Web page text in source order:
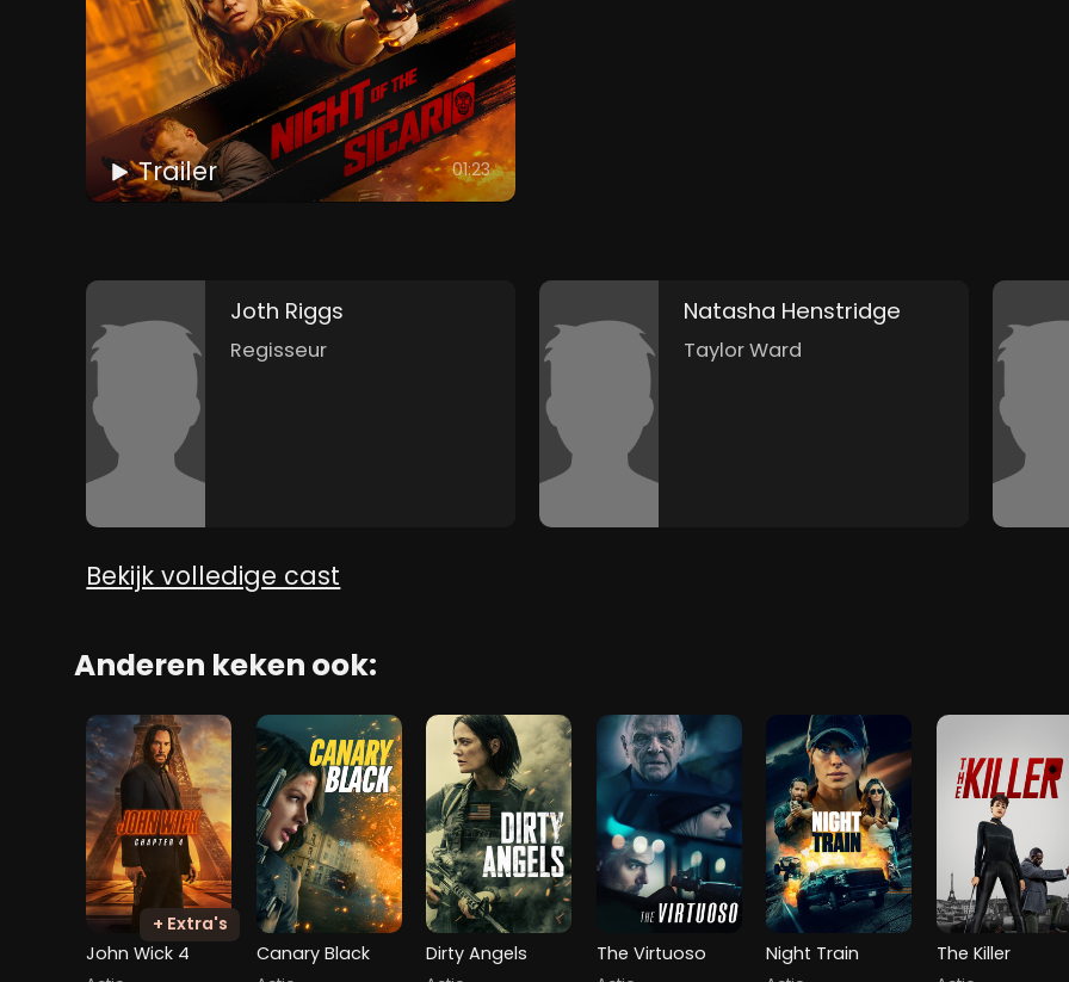
Trailer 01:23
Joth Riggs
Regisseur
Natasha Henstridge
Taylor Ward
Bekijk volledige cast
Anderen keken ook:
+ Extra's
John Wick 4
Canary Black Dirty Angels The Virtuoso Night Train The Killer